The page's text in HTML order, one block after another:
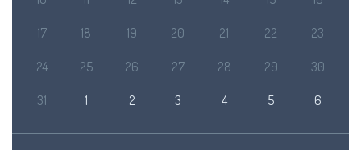
17 18 19 20 21 22 23
24 25 26 27 28 29 30
31 1 2 3 4 5 6